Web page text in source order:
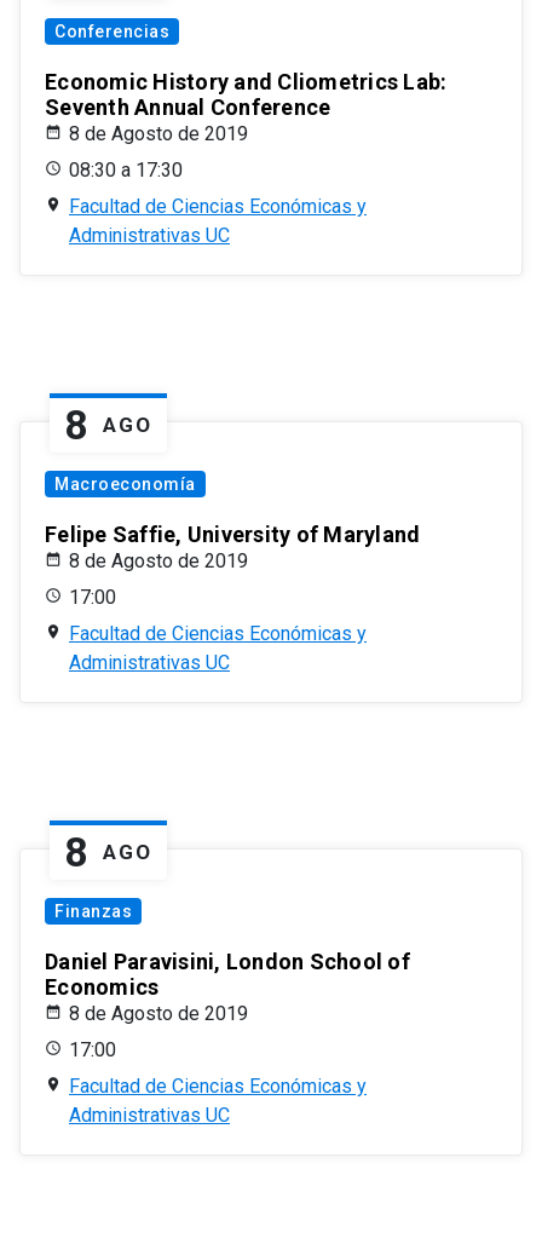
Conferencias
Economic History and Cliometrics Lab:
Seventh Annual Conference
8 de Agosto de 2019
08:30 a 17:30
Facultad de Ciencias Económicas y
Administrativas UC
8 AGO
Macroeconomía
Felipe Saffie, University of Maryland
8 de Agosto de 2019
17:00
Facultad de Ciencias Económicas y
Administrativas UC
8 AGO
Finanzas
Daniel Paravisini, London School of
Economics
8 de Agosto de 2019
17:00
Facultad de Ciencias Económicas y
Administrativas UC